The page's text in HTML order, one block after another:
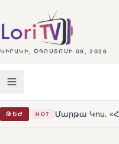
ԿԻՐԱԿԻ, ՕԳՈՍՏՈՍԻ 09, 2026
ԹԵԺԿոս. «Հայաստանն ու